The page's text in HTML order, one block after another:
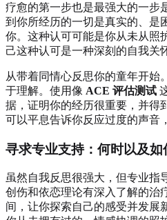
疗愈的第一步也是最强大的一步
到你所经历的一切是真实的、是
你。这种认可可能是你从未从照
己这种认可是一种深刻的自我关
从带着同情心反思你的童年开始
于理解。使用像 ACE 评估测试
据，证明你的经历很重要，并得
可以平息告诉你反应过度的声音
寻求专业支持：何时以及如
虽然自我反思很强大，但专业指
创伤和依恋理论有深入了解的治
间，让你探索自己的感受并发展